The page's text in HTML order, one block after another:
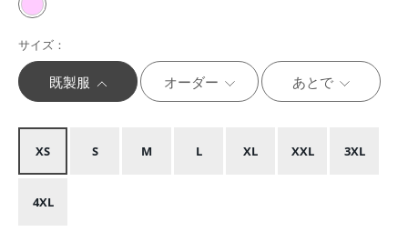
サイズ：
既製服 オーダー あとで
XS S M L XL XXL 3XL
4XL